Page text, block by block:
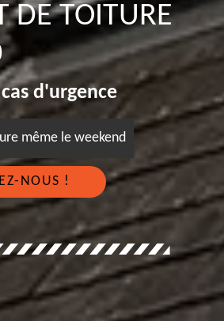
DE TOITURE
d'urgence
même le weekend
NOUS !